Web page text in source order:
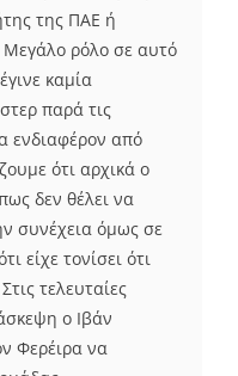
της ΠΑΕ ή
Μεγάλο ρόλο σε αυτό
καμία
παρά τις
ενδιαφέρον από
ότι αρχικά ο
δεν θέλει να
συνέχεια όμως σε
είχε τονίσει ότι
τελευταίες
ο Ιβάν
Φερέιρα να